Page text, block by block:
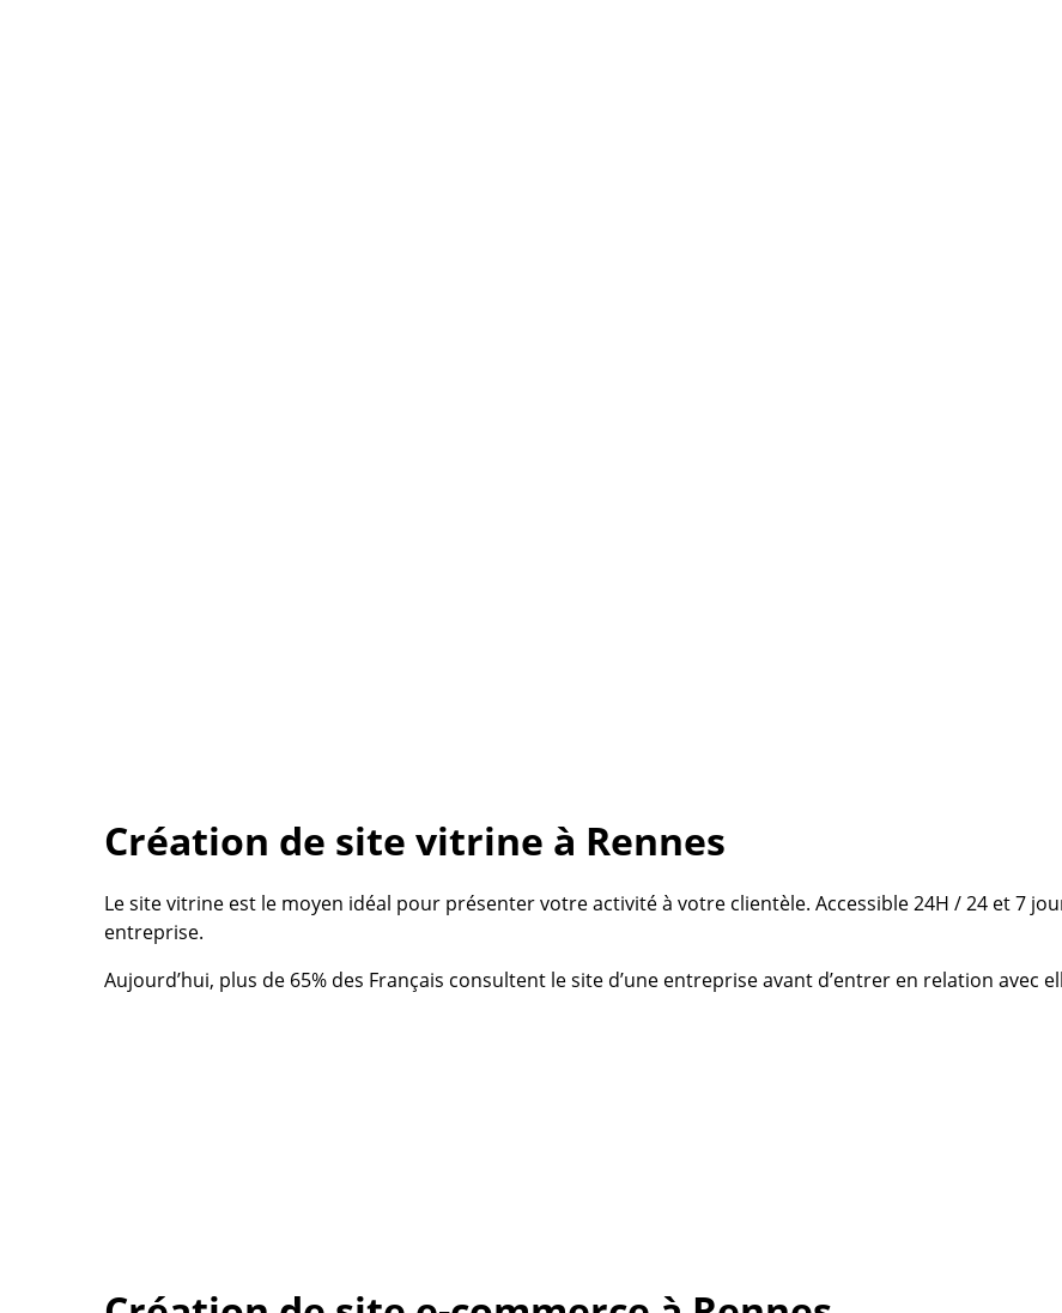
Création de site vitrine à Rennes
Le site vitrine est le moyen idéal pour présenter votre activité à votre clientèle. Accessible 24H / 24 et 7
entreprise.
Aujourd’hui, plus de 65% des Français consultent le site d’une entreprise avant d’entrer en relation avec